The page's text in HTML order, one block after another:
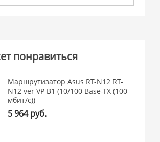
понравиться
Маршрутизатор Asus RT-N12 RT-
N12 ver VP B1 (10/100 Base-TX (100
мбит/с))
5 964 руб.